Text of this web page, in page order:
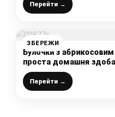
Перейти →
ЗБЕРЕЖИ
Булочки з
проста домашня
моя бабуся, нереально
Перейти →